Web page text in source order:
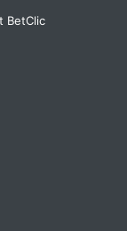
BetClic